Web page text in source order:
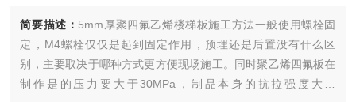
简要描述： 5mm厚聚四氟乙烯楼梯板施工方法一般使用螺栓固
定，M4螺栓仅仅是起到固定作用，预埋还是后置没有什么区
别，主要取决于哪种方式更方便现场施工。同时聚乙烯四氟板在
制作是的压力要大于30MPa，制品本身的抗拉强度大于